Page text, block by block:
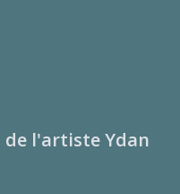
de l'artiste Ydan